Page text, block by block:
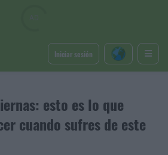
Iniciar sesión
esto es lo que
cuando sufres de este